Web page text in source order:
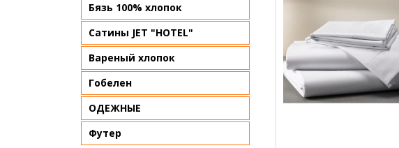
Бязь 100% хлопок
Сатины JET "HOTEL"
Вареный хлопок
Гобелен
ОДЕЖНЫЕ
Футер